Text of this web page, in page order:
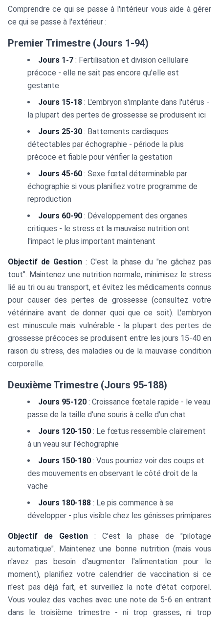
Comprendre ce qui se passe à l'intérieur vous aide à gérer
ce qui se passe à l'extérieur :
Premier Trimestre (Jours 1-94)
Jours 1-7 : Fertilisation et division cellulaire
précoce - elle ne sait pas encore qu'elle est
gestante
Jours 15-18 : L'embryon s'implante dans l'utérus -
la plupart des pertes de grossesse se produisent ici
Jours 25-30 : Battements cardiaques
détectables par échographie - période la plus
précoce et fiable pour vérifier la gestation
Jours 45-60 : Sexe fœtal déterminable par
échographie si vous planifiez votre programme de
reproduction
Jours 60-90 : Développement des organes
critiques - le stress et la mauvaise nutrition ont
l'impact le plus important maintenant
Objectif de Gestion: C'est la phase du "ne gâchez pas
tout". Maintenez une nutrition normale, minimisez le stress
lié au tri ou au transport, et évitez les médicaments connus
pour causer des pertes de grossesse (consultez votre
vétérinaire avant de donner quoi que ce soit). L'embryon
est minuscule mais vulnérable - la plupart des pertes de
grossesse précoces se produisent entre les jours 15-40 en
raison du stress, des maladies ou de la mauvaise condition
corporelle.
Deuxième Trimestre (Jours 95-188)
Jours 95-120 : Croissance fœtale rapide - le veau
passe de la taille d'une souris à celle d'un chat
Jours 120-150 : Le fœtus ressemble clairement
à un veau sur l'échographie
Jours 150-180 : Vous pourriez voir des coups et
des mouvements en observant le côté droit de la
vache
Jours 180-188 : Le pis commence à se
développer - plus visible chez les génisses primipares
Objectif de Gestion: C'est la phase de "pilotage
automatique". Maintenez une bonne nutrition (mais vous
n'avez pas besoin d'augmenter l'alimentation pour le
moment), planifiez votre calendrier de vaccination si ce
n'est pas déjà fait, et surveillez la note d'état corporel.
Vous voulez des vaches avec une note de 5-6 en entrant
dans le troisième trimestre - ni trop grasses, ni trop